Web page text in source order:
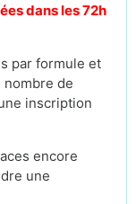
dans les 72h
par formule et
de
inscription
encore
une